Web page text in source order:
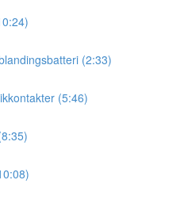
(2:33)
(5:46)